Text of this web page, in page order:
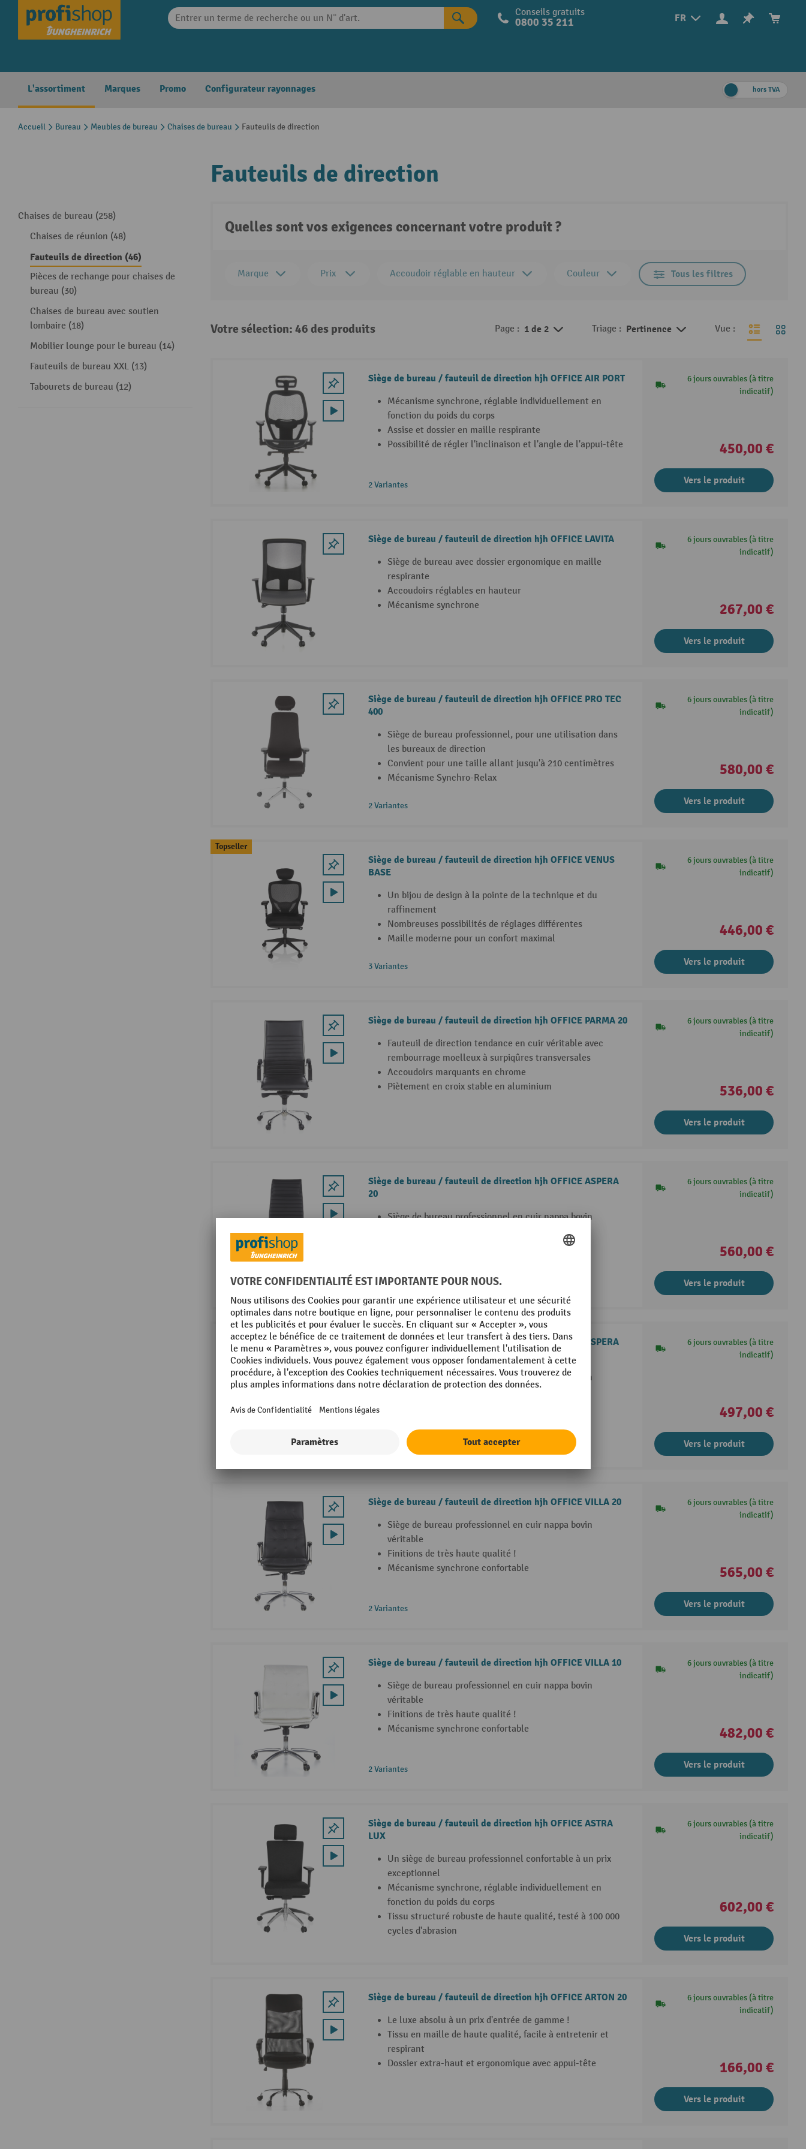
Skip to main navigation FR
Conseils gratuits
0800 35 211
L'assortiment Marques Promo Configurateur rayonnages hors TVA
Accueil Bureau Meubles de bureau Chaises de bureau Fauteuils de direction
Chaises de bureau (258)
Chaises de réunion (48)
Fauteuils de direction (46)
Pièces de rechange pour chaises de
bureau (30)
Chaises de bureau avec soutien
lombaire (18)
Mobilier lounge pour le bureau (14)
Fauteuils de bureau XXL (13)
Tabourets de bureau (12)
Fauteuils de direction
Quelles sont vos exigences concernant votre produit ?
Marque Prix Accoudoir réglable en hauteur Couleur Tous les filtres
Votre sélection: 46 des produits Page : 1 de 2 Triage : Pertinence Vue :
Siège de bureau / fauteuil de direction hjh OFFICE AIR PORT
Mécanisme synchrone, réglable individuellement en
fonction du poids du corps
Assise et dossier en maille respirante
Possibilité de régler l'inclinaison et l'angle de l'appui-tête
2 Variantes
6 jours ouvrables (à titre
indicatif)
450,00 €
Vers le produit
Siège de bureau / fauteuil de direction hjh OFFICE LAVITA
Siège de bureau avec dossier ergonomique en maille
respirante
Accoudoirs réglables en hauteur
Mécanisme synchrone
6 jours ouvrables (à titre
indicatif)
267,00 €
Vers le produit
Siège de bureau / fauteuil de direction hjh OFFICE PRO TEC
400
Siège de bureau professionnel, pour une utilisation dans
les bureaux de direction
Convient pour une taille allant jusqu'à 210 centimètres
Mécanisme Synchro-Relax
2 Variantes
6 jours ouvrables (à titre
indicatif)
580,00 €
Vers le produit
Topseller
Siège de bureau / fauteuil de direction hjh OFFICE VENUS
BASE
Un bijou de design à la pointe de la technique et du
raffinement
Nombreuses possibilités de réglages différentes
Maille moderne pour un confort maximal
3 Variantes
6 jours ouvrables (à titre
indicatif)
446,00 €
Vers le produit
Siège de bureau / fauteuil de direction hjh OFFICE PARMA 20
Fauteuil de direction tendance en cuir véritable avec
rembourrage moelleux à surpiqûres transversales
Accoudoirs marquants en chrome
Piètement en croix stable en aluminium
6 jours ouvrables (à titre
indicatif)
536,00 €
Vers le produit
Siège de bureau / fauteuil de direction hjh OFFICE ASPERA
20
Siège de bureau professionnel en cuir nappa bovin
6 jours ouvrables (à titre
indicatif)
560,00 €
Vers le produit
Siège de bureau / fauteuil de direction hjh OFFICE ASPERA
10
Siège de bureau professionnel en cuir nappa bovin
2 Variantes
6 jours ouvrables (à titre
indicatif)
497,00 €
Vers le produit
Siège de bureau / fauteuil de direction hjh OFFICE VILLA 20
Siège de bureau professionnel en cuir nappa bovin
véritable
Finitions de très haute qualité !
Mécanisme synchrone confortable
2 Variantes
6 jours ouvrables (à titre
indicatif)
565,00 €
Vers le produit
Siège de bureau / fauteuil de direction hjh OFFICE VILLA 10
Siège de bureau professionnel en cuir nappa bovin
véritable
Finitions de très haute qualité !
Mécanisme synchrone confortable
2 Variantes
6 jours ouvrables (à titre
indicatif)
482,00 €
Vers le produit
Siège de bureau / fauteuil de direction hjh OFFICE ASTRA
LUX
Un siège de bureau professionnel confortable à un prix
exceptionnel
Mécanisme synchrone, réglable individuellement en
fonction du poids du corps
Tissu structuré robuste de haute qualité, testé à 100 000
cycles d'abrasion
6 jours ouvrables (à titre
indicatif)
602,00 €
Vers le produit
Siège de bureau / fauteuil de direction hjh OFFICE ARTON 20
Le luxe absolu à un prix d'entrée de gamme !
Tissu en maille de haute qualité, facile à entretenir et
respirant
Dossier extra-haut et ergonomique avec appui-tête
6 jours ouvrables (à titre
indicatif)
166,00 €
Vers le produit